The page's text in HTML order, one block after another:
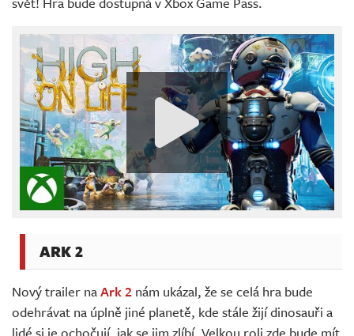
ARK 2
Nový trailer naArk 2 nám ukázal, že se celá hra bude
odehrávat na úplně jiné planetě, kde stále žijí dinosauři a